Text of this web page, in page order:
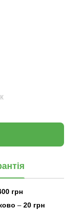
грн
– 20 грн